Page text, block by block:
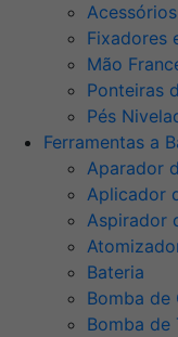
Fixadores
Mão
Ponteiras
Pés
Ferramentas a
Aparador
Aplicador
Aspirador
Bateria
Bomba de
Bomba de